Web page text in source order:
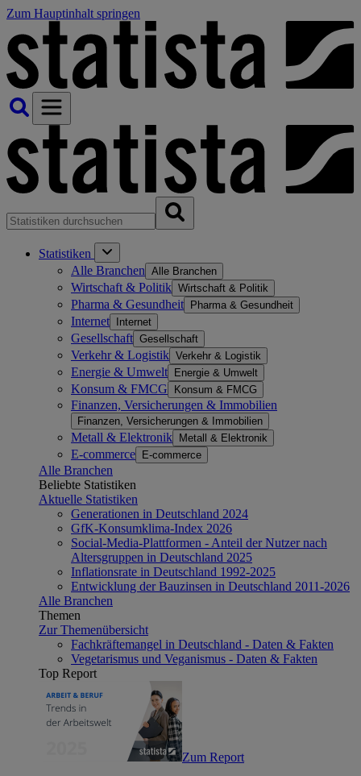
Zum Hauptinhalt springen
Statistiken
Alle Branchen Alle Branchen
Wirtschaft & Politik Wirtschaft & Politik
Pharma & Gesundheit Pharma & Gesundheit
Internet Internet
Gesellschaft Gesellschaft
Verkehr & Logistik Verkehr & Logistik
Energie & Umwelt Energie & Umwelt
Konsum & FMCG Konsum & FMCG
Finanzen, Versicherungen & Immobilien
Finanzen, Versicherungen & Immobilien
Metall & Elektronik Metall & Elektronik
E-commerce E-commerce
Alle Branchen
Beliebte Statistiken
Aktuelle Statistiken
Generationen in Deutschland 2024
GfK-Konsumklima-Index 2026
Social-Media-Plattformen - Anteil der Nutzer nach
Altersgruppen in Deutschland 2025
Inflationsrate in Deutschland 1992-2025
Entwicklung der Bauzinsen in Deutschland 2011-2026
Alle Branchen
Themen
Zur Themenübersicht
Fachkräftemangel in Deutschland - Daten & Fakten
Vegetarismus und Veganismus - Daten & Fakten
Top Report
Zum Report